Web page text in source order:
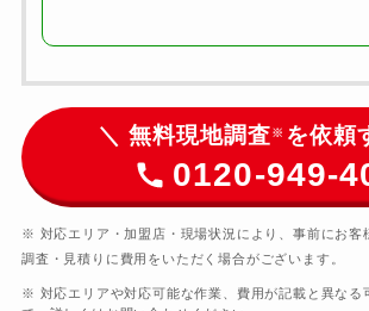
＼ 無料現地調査※ を依頼
0120-949-
※ 対応エリア・加盟店・現場状況により、事前にお客
調査・見積りに費用をいただく場合がございます。
※ 対応エリアや対応可能な作業、費用が記載と異なる